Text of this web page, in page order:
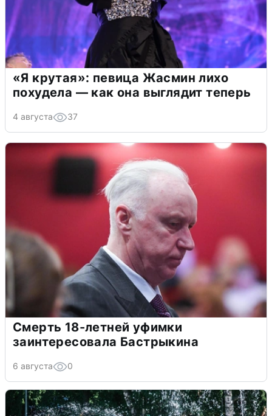
«Я крутая»: певица Жасмин лихо
похудела — как она выглядит теперь
4 августа 37
Смерть 18-летней уфимки
заинтересовала Бастрыкина
6 августа 0